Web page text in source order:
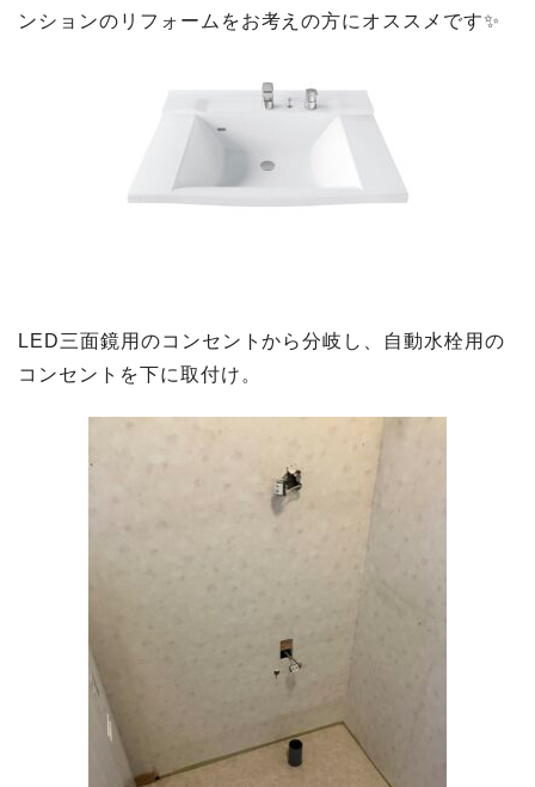
ンションのリフォームをお考えの方にオススメです✨
LED三面鏡用のコンセントから分岐し、自動水栓用の
コンセントを下に取付け。